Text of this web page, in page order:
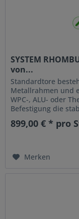
SYSTEM
von...
Standardtore
Metallrahmen und
WPC-, ALU- oder
Befestigung die
899,00 € * pro
Merken